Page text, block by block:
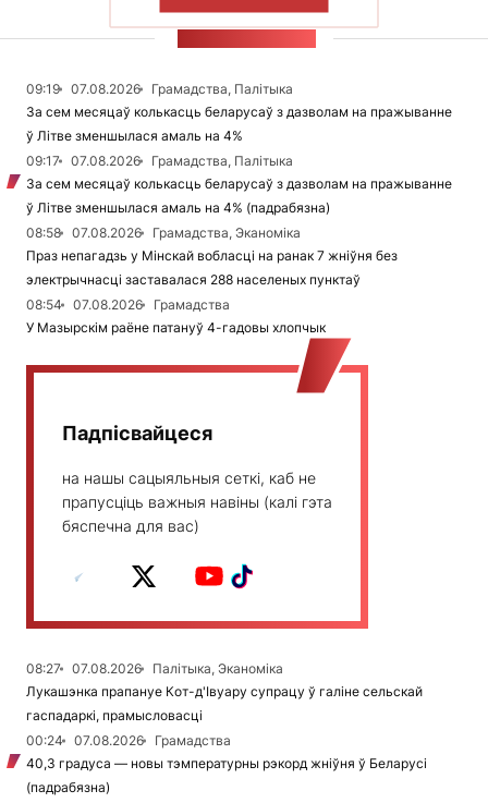
09:19 07.08.2026
Грамадства, Палітыка
За сем месяцаў колькасць беларусаў з дазволам на пражыванне
ў Літве зменшылася амаль на 4%
09:17
07.08.2026
Грамадства, Палітыка
За сем месяцаў колькасць беларусаў з дазволам на пражыванне
ў Літве зменшылася амаль на 4% (падрабязна)
08:58
07.08.2026
Грамадства, Эканоміка
Праз непагадзь у Мінскай вобласці на ранак 7 жніўня без
электрычнасці заставалася 288 населеных пунктаў
08:54
07.08.2026
Грамадства
У Мазырскім раёне патануў 4-гадовы хлопчык
Падпісвайцеся
на нашы сацыяльныя сеткі, каб не
прапусціць важныя навіны (калі гэта
бяспечна для вас)
08:27 07.08.2026
Палітыка, Эканоміка
Лукашэнка прапануе Кот-д'Івуару супрацу ў галіне сельскай
гаспадаркі, прамысловасці
00:24
07.08.2026
Грамадства
40,3 градуса — новы тэмпературны рэкорд жніўня ў Беларусі
(падрабязна)